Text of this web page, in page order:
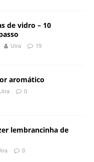
de vidro – 10
Uira 19
aromático
Uira 0
lembrancinha de
0